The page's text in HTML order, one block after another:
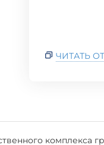
ЧИТАТЬ
комплекса